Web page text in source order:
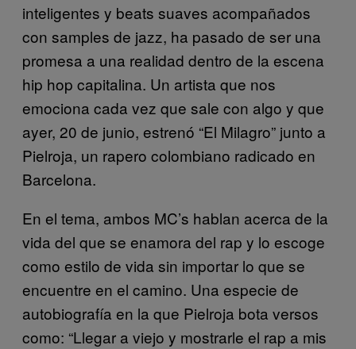
inteligentes y beats suaves acompañados
con samples de jazz, ha pasado de ser una
promesa a una realidad dentro de la escena
hip hop capitalina. Un artista que nos
emociona cada vez que sale con algo y que
ayer, 20 de junio, estrenó “El Milagro” junto a
Pielroja, un rapero colombiano radicado en
Barcelona.
En el tema, ambos MC’s hablan acerca de la
vida del que se enamora del rap y lo escoge
como estilo de vida sin importar lo que se
encuentre en el camino. Una especie de
autobiografía en la que Pielroja bota versos
como: “Llegar a viejo y mostrarle el rap a mis